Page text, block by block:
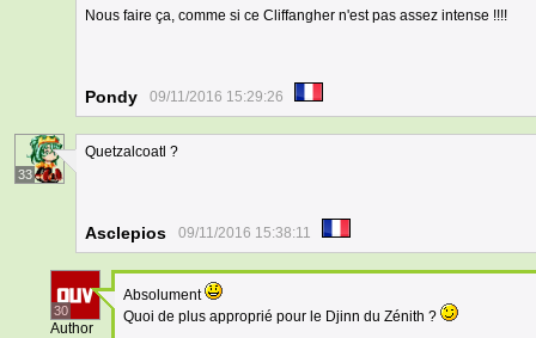
Nous faire ça, comme si ce Cliffangher n'est pas assez intense !!!!
Pondy 09/11/2016 15:29:26
33
Quetzalcoatl ?
Asclepios 09/11/2016 15:38:11
30
Author
Absolument
Quoi de plus approprié pour le Djinn du Zénith ?